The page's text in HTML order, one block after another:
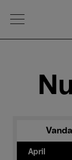
Open Menu
April